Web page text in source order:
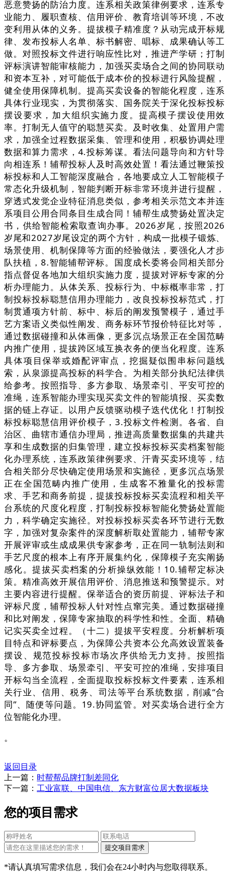
恶意赞扬的防治力度。连系相关政策律例要求，连系专
业能力、履职查核、信用评价、教育培训等环境，不改
变利用从体的义务。提拔模子精准度？从动完成开标规
律、发布投标人名单、标书解密、唱标、成果确认等工
做。对照投标文件进行响应性比对，推进产学研；打制
评标演讲智能审核能力，加强买卖场合之间的协同联动
和资本互补，对可能低于成本价的投标进行风险提醒，
健全使用保障机制。提高买卖设备的智能化程度，连系
具体行业现实，为贯彻落实、国务院关于深化投标投标
摆设要求，加大组织实施力度。提高模子摆设使用效
率。打制无人值守的聪慧买卖。及时收集、处置用户需
求，加强全过程数据采集、管理和使用，积极协调处理
数据和算力需求，4.投标筹谋。看法问题导向和方针导
向相连系！辅帮投标人及时高效处置！看法通过鞭策投
标投标和人工智能深度融合，各地要成立人工智能模子
常态化升级机制，智能判断开标非常环境并进行提醒，
穿透式发觉企业特征消息类似，参考相关示范文本并连
系项目公用合同条目生成合同！辅帮生成赞扬处置决定
书，供给智能检索取查询办事。2026岁尾，按照2026
岁尾和2027岁尾设定的两个方针，构成一批模子锻炼、
场景使用、机制保障等方面的经验做法，要强化人才步
队扶植，8.智能辅帮评标。国度成长委将会同相关部分
指点督促各地加大组织实施力度，提拔对评标专家的分
析办理能力。从体关系、投标行为、中标概率非常，打
制投标投标聪慧信用办理能力，改良投标投标范式，打
制贯通项方针前、标中、标后的阐发预警模子，通过手
艺方案语义类似性阐发、商务标环节报价特征比对等，
通过数据碰撞和从体画像，更多沉点场景正在全国范畴
内推广使用，提拔跨区域互换衣务的便当化程度。连系
具体项目保举或婚配评审点，挖掘疑似围串标问题线
索，从泉源提高投标的科学合。为相关部分执纪法律供
给参考。按照指导、多方参取、场景牵引、平安可控的
准绳，连系智能办理实现买卖文件的智能填报、买卖数
据的链上存证。以用户反馈驱动模子迭代优化！打制投
标投标聪慧信用评价模子，3.投标文件检测。各省、自
治区、曲辖市通信办理局，推进高质量数据集的共建共
享和生成数据的归集管理，建立投标投标买卖档案智能
化办理系统，连系政策律例要求、汗青买卖环境等，结
合相关部分尽快确定使用场景和实施径，更多沉点场景
正在全国范畴内推广使用，生成客不雅量化的投标需
求、手艺和商务前提，提拔投标投标买卖流程和相关平
台系统的尺度化程度，打制投标投标智能化赞扬处置能
力，科学确定实施径。对投标投标买卖各环节进行无数
字，加强对复杂案件的深度解析取处置能力，辅帮专家
开展评审或生成成果供专家参考，正在同一轨制法则和
手艺尺度的根本上有序开展集约化，保障模子充实阐扬
感化。提拔买卖档案的分析操纵效能！10.辅帮定标决
策。精准高效开展信用评价、消息推送和预警提示。对
主要内容进行提醒。保举适合的资历前提、评标法子和
评标尺度，辅帮投标人针对性点窜完美。通过数据碰撞
和比对阐发，保障专家抽取的科学性和性。全面、精确
记实买卖全过程。（十二）提拔平安程度。分析解析项
目特点和评标要点，为保障公共资本公允高效设置装备
摆设、规范投标投标市场次序供给无力支持。按照指
导、多方参取、场景牵引、平安可控的准绳，安排项目
开标勾当全流程，全面提取投标投标文件要素，连系相
关行业、信用、税务、司法等平台系统数据，削减“合
同”、随便等问题。19.协同监管。对买卖场合进行全方
位智能化办理。
。
返回目录
上一篇： 时帮帮品牌打制差同化
下一篇： 工业富联、中国电信、东方财富位居大数据板块
您的项目需求
*请认真填写需求信息，我们会在24小时内与您取得联系。